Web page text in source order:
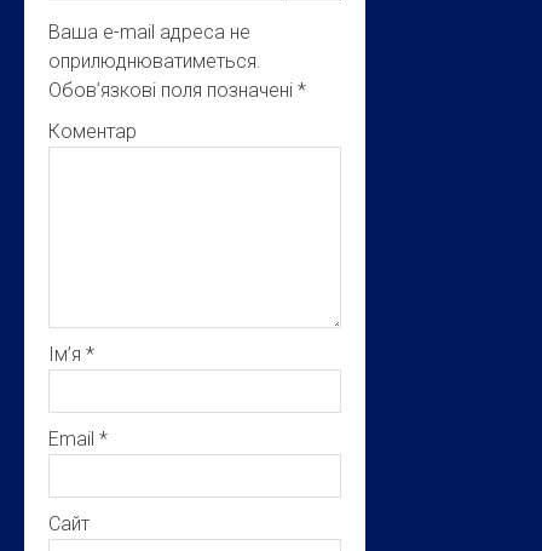
Ваша e-mail адреса не
оприлюднюватиметься.
Обов’язкові поля позначені *
Коментар
Ім’я *
Email *
Сайт